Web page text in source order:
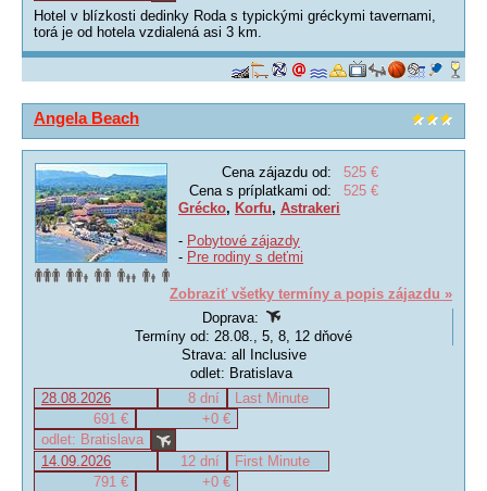
Hotel v blízkosti dedinky Roda s typickými gréckymi tavernami,
torá je od hotela vzdialená asi 3 km.
Angela Beach
Cena zájazdu od:
525 €
Cena s príplatkami od:
525 €
Grécko, Korfu, Astrakeri
- Pobytové zájazdy
- Pre rodiny s deťmi
Zobraziť všetky termíny a popis zájazdu »
Doprava:
Termíny od: 28.08., 5, 8, 12 dňové
Strava: all Inclusive
odlet: Bratislava
28.08.2026
8 dní
Last Minute
691 €
+0 €
odlet: Bratislava
14.09.2026
12 dní
First Minute
791 €
+0 €